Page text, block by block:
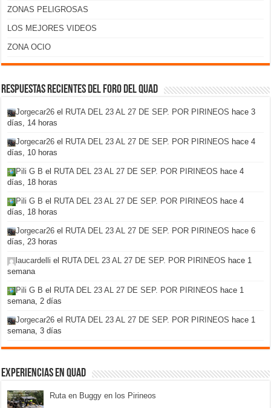
ZONAS PELIGROSAS
LOS MEJORES VIDEOS
ZONA OCIO
Respuestas recientes del foro del Quad
Jorgecar26 el RUTA DEL 23 AL 27 DE SEP. POR PIRINEOS hace 3
días, 14 horas
Jorgecar26 el RUTA DEL 23 AL 27 DE SEP. POR PIRINEOS hace 4
días, 10 horas
Pili G B el RUTA DEL 23 AL 27 DE SEP. POR PIRINEOS hace 4
días, 18 horas
Pili G B el RUTA DEL 23 AL 27 DE SEP. POR PIRINEOS hace 4
días, 18 horas
Jorgecar26 el RUTA DEL 23 AL 27 DE SEP. POR PIRINEOS hace 6
días, 23 horas
laucardelli el RUTA DEL 23 AL 27 DE SEP. POR PIRINEOS hace 1
semana
Pili G B el RUTA DEL 23 AL 27 DE SEP. POR PIRINEOS hace 1
semana, 2 días
Jorgecar26 el RUTA DEL 23 AL 27 DE SEP. POR PIRINEOS hace 1
semana, 3 días
Experiencias en Quad
Ruta en Buggy en los Pirineos